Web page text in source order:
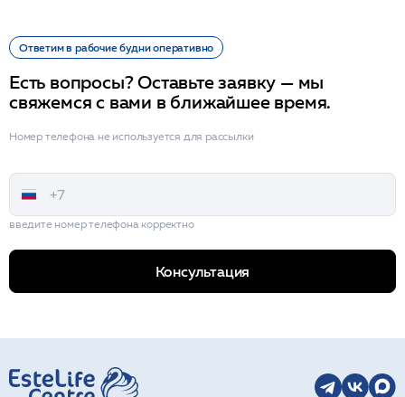
Ответим в рабочие будни оперативно
Есть вопросы? Оставьте заявку — мы
свяжемся с вами в ближайшее время.
Номер телефона не используется для рассылки
введите номер телефона корректно
Консультация